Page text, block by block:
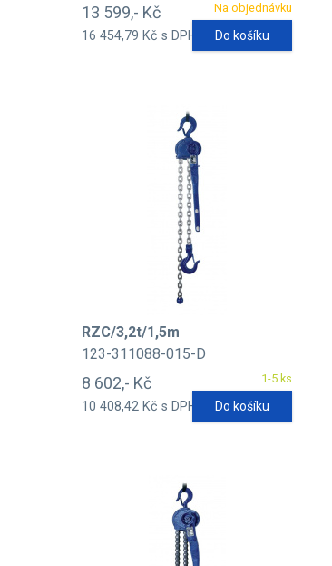
Na objednávku
13 599,- Kč
16 454,79 Kč s DPH Do košíku
RZC/3,2t/1,5m
123-311088-015-D
1-5 ks
8 602,- Kč
10 408,42 Kč s DPH Do košíku